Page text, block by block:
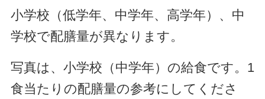
小学校（低学年、中学年、高学年）、中
学校で配膳量が異なります。
写真は、小学校（中学年）の給食です。1
食当たりの配膳量の参考にしてくださ